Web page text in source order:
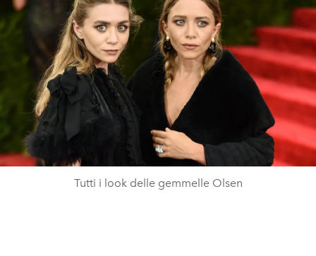
Tutti i look delle gemmelle Olsen